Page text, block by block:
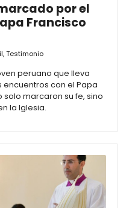
por el
Francisco
,Testimonio
peruano que lleva
con el Papa
solo marcaron su fe, sino
la Iglesia.